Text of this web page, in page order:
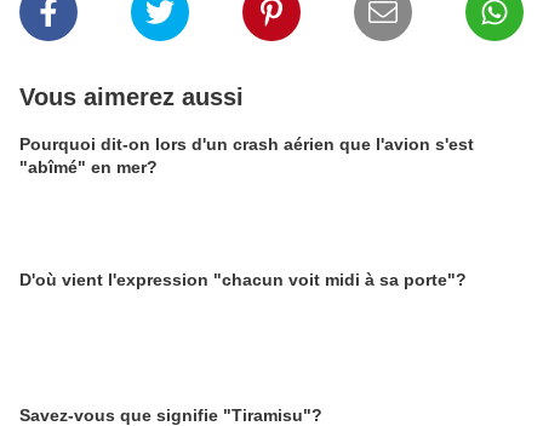
Vous aimerez aussi
Pourquoi dit-on lors d'un crash aérien que l'avion s'est
"abîmé" en mer?
D'où vient l'expression "chacun voit midi à sa porte"?
Savez-vous que signifie "Tiramisu"?